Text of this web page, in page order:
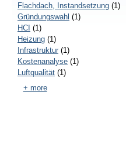
Flachdach, Instandsetzung (1)
Gründungswahl (1)
HCI (1)
Heizung (1)
Infrastruktur (1)
Kostenanalyse (1)
Luftqualität (1)
+ more